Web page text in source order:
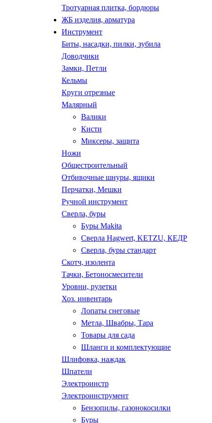
Тротуарная плитка, бордюры
ЖБ изделия, арматура
Инструмент
Биты, насадки, пилки, зубила
Доводчики
Замки, Петли
Кельмы
Круги отрезные
Малярный
Валики
Кисти
Миксеры, защита
Ножи
Общестроительный
Отбивочные шнуры, ящики
Перчатки, Мешки
Ручной инструмент
Сверла, буры
Буры Makita
Сверла Hagwert, KETZU, КЕДР
Сверла, буры стандарт
Скотч, изолента
Тачки, Бетоносмесители
Уровни, рулетки
Хоз. инвентарь
Лопаты снеговые
Метла, Швабры, Тара
Товары для сада
Шланги и комплектующие
Шлифовка, наждак
Шпатели
Электроинстр
Электроинструмент
Бензопилы, газонокосилки
Буры